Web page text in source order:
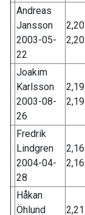
Andreas
Jansson
2003-05-
22
2,20
2,20
Joakim
Karlsson
2003-08-
26
2,19
2,19
Fredrik
Lindgren
2004-04-
28
2,16
2,16
Håkan
Öhlund
2,21